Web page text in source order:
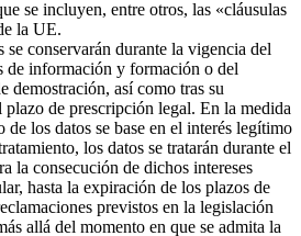
se incluyen, entre otros, las «cláusulas
la UE.
se conservarán durante la vigencia del
de información y formación o del
demostración, así como tras su
de prescripción legal. En la medida
de los datos se base en el interés legítimo
los datos se tratarán durante el
la consecución de dichos intereses
hasta la expiración de los plazos de
previstos en la legislación
allá del momento en que se admita la